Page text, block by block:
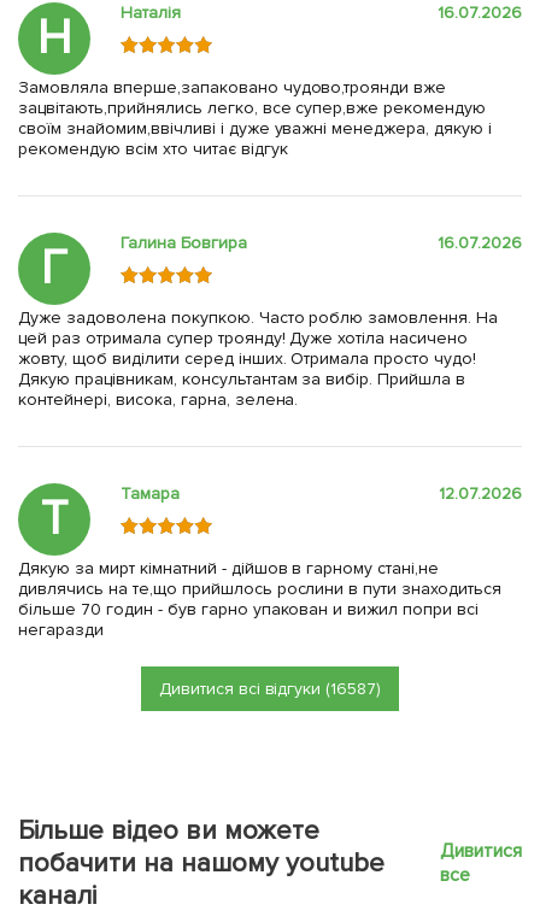
Н Наталія 16.07.2026
Замовляла вперше,запаковано чудово,троянди вже
зацвітають,прийнялись легко, все супер,вже рекомендую
своїм знайомим,ввічливі і дуже уважні менеджера, дякую і
рекомендую всім хто читає відгук
Г Галина Бовгира 16.07.2026
Дуже задоволена покупкою. Часто роблю замовлення. На
цей раз отримала супер троянду! Дуже хотіла насичено
жовту, щоб виділити серед інших. Отримала просто чудо!
Дякую працівникам, консультантам за вибір. Прийшла в
контейнері, висока, гарна, зелена.
Т Тамара 12.07.2026
Дякую за мирт кімнатний - дійшов в гарному стані,не
дивлячись на те,що прийшлось рослини в пути знаходиться
більше 70 годин - був гарно упакован и вижил попри всі
негаразди
Дивитися всі відгуки (16587)
Більше відео ви можете
побачити на нашому youtube
каналі
Дивитися
все